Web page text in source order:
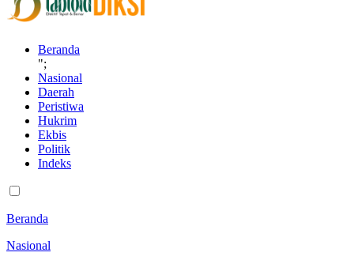
Beranda
";
Nasional
Daerah
Peristiwa
Hukrim
Ekbis
Politik
Indeks
Beranda
Nasional